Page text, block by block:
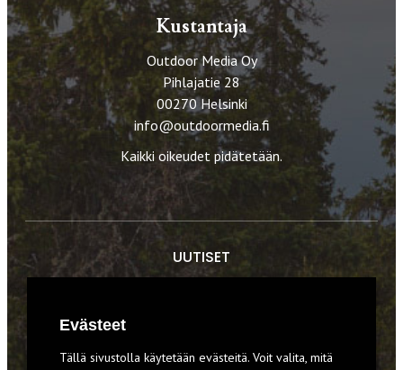
Kustantaja
Outdoor Media Oy
Pihlajatie 28
00270 Helsinki
info@outdoormedia.fi
Kaikki oikeudet pidätetään.
UUTISET
VARUSTEET
Evästeet
Tällä sivustolla käytetään evästeitä. Voit valita, mitä